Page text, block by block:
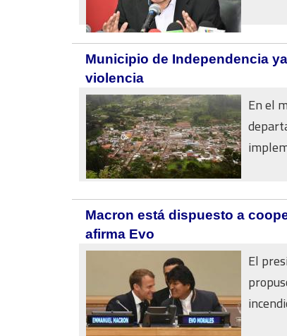
Municipio de Independencia
violencia
En el
Macron está dispuesto a
afirma Evo
El